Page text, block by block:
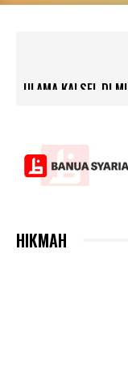
ULAMA KALSEL DI
HIKMAH